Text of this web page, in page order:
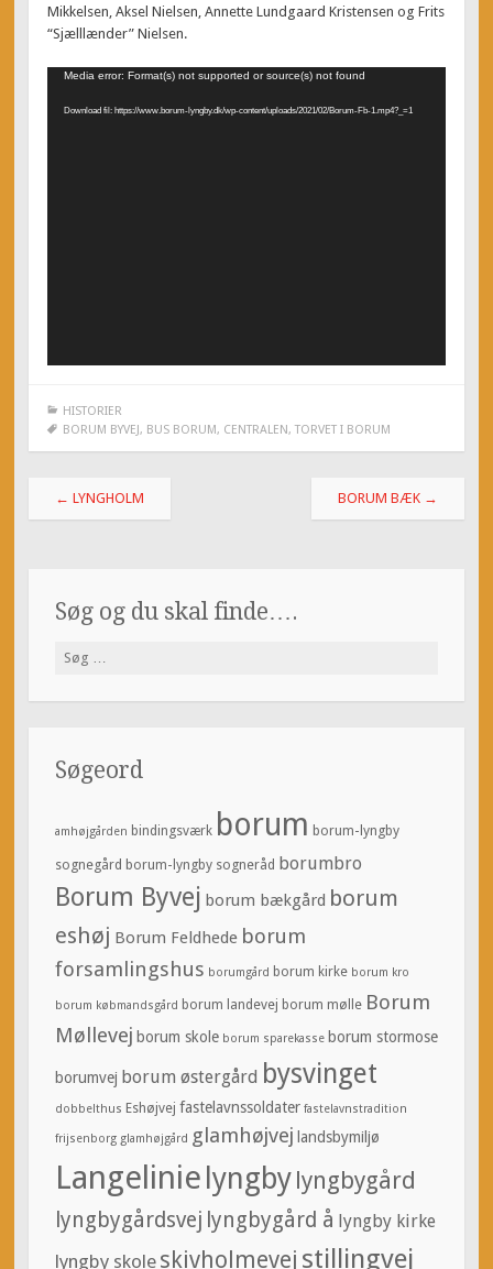
Mikkelsen, Aksel Nielsen, Annette Lundgaard Kristensen og Frits
“Sjælllænder” Nielsen.
Videoafspiller
Media error: Format(s) not supported or source(s) not found
Download fil: https://www.borum-lyngby.dk/wp-content/uploads/2021/02/Borum-Fb-1.mp4?_=1
HISTORIER
BORUM BYVEJ, BUS BORUM, CENTRALEN, TORVET I BORUM
Post
navigation
← LYNGHOLM BORUM BÆK →
Søg og du skal finde….
Søg
Søgeord
amhøjgården bindingsværk borum borum-lyngby
sognegård borum-lyngby sogneråd borumbro
Borum Byvej borum bækgård borum
eshøj Borum Feldhede borum
forsamlingshus borumgård borum kirke borum kro
borum købmandsgård borum landevej borum mølle Borum
Møllevej borum skole borum sparekasse borum stormose
borumvej borum østergård bysvinget
dobbelthus Eshøjvej fastelavnssoldater fastelavnstradition
frijsenborg glamhøjgård glamhøjvej landsbymiljø
Langelinie lyngby lyngbygård
lyngbygårdsvej lyngbygård å lyngby kirke
lyngby skole skivholmevej stillingvej